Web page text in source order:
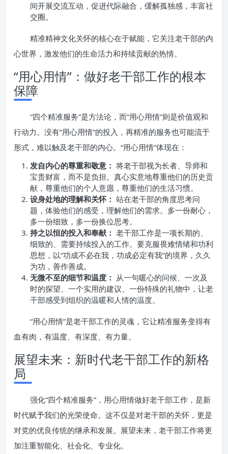
间开展交流互动，促进代际融合，缓解孤独感，丰富社
交圈。
精准精神文化关怀的核心在于赋能，它关注老干部的内
心世界，激发他们的生命活力和持续贡献的热情。
“用心用情”：做好老干部工作的根本
保障
“四个精准服务”是方法论，而“用心用情”则是价值观和
行动力。没有“用心用情”的投入，再精准的服务也可能流于
形式，难以触及老干部的内心。“用心用情”体现在：
发自内心的尊重和敬意： 将老干部视为长者、导师和
宝贵财富，而不是负担。真心实意地尊重他们的历史贡
献，尊重他们的个人意愿，尊重他们的生活习惯。
设身处地的理解和关怀： 站在老干部的角度思考问
题，体验他们的感受，理解他们的需求。多一份耐心，
多一份细致，多一份换位思考。
持之以恒的投入和奉献： 老干部工作是一项长期的、
细致的、需要持续投入的工作。要克服畏难情绪和功利
思想，以“功成不必在我，功成必定有我”的境界，久久
为功，善作善成。
无微不至的细节和温度： 从一句暖心的问候、一次及
时的探望、一个实用的建议、一份特殊的礼物中，让老
干部感受到组织的温暖和人情的温度。
“用心用情”是老干部工作的灵魂，它让精准服务变得有
血有肉，有温度、有深度、有力量。
展望未来：新时代老干部工作的新格
局
强化“四个精准服务”，用心用情做好老干部工作，是新
时代赋予我们的光荣使命。这不仅是对老干部的关怀，更是
对党的优良传统的继承和发展。展望未来，老干部工作将更
加注重智能化、社会化、专业化。